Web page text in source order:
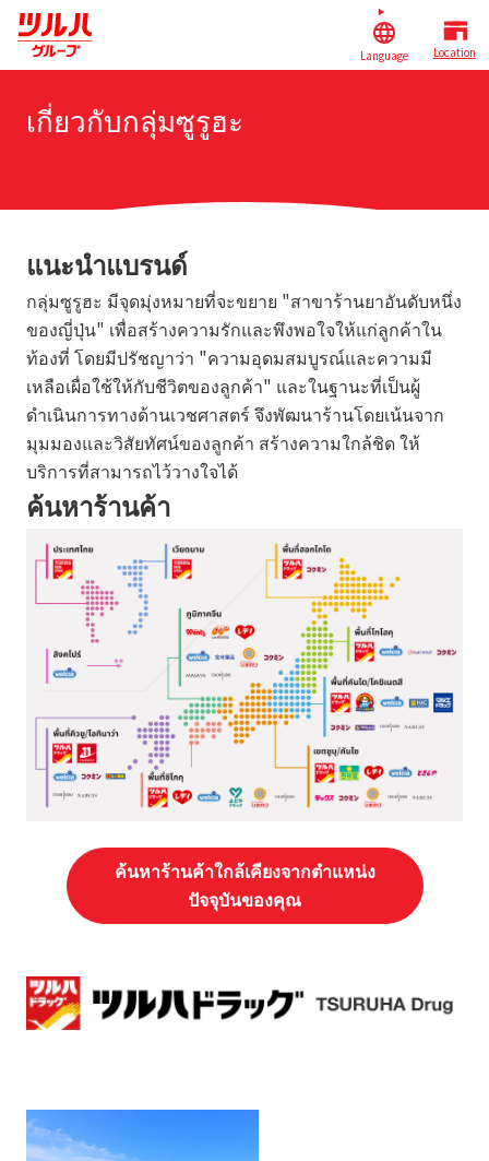
Language Location
เกี่ยวกับกลุ่มซูรูฮะ
แนะนำแบรนด์
กลุ่มซูรูฮะ มีจุดมุ่งหมายที่จะขยาย "สาขาร้านยาอันดับหนึ่ง
ของญี่ปุ่น" เพื่อสร้างความรักและพึงพอใจให้แก่ลูกค้าใน
ท้องที่ โดยมีปรัชญาว่า "ความอุดมสมบูรณ์และความมี
เหลือเผื่อใช้ให้กับชีวิตของลูกค้า" และในฐานะที่เป็นผู้
ดำเนินการทางด้านเวชศาสตร์ จึงพัฒนาร้านโดยเน้นจาก
มุมมองและวิสัยทัศน์ของลูกค้า สร้างความใกล้ชิด ให้
บริการที่สามารถไว้วางใจได้
ค้นหาร้านค้า
ค้นหาร้านค้าใกล้เคียงจากตำแหน่ง
ปัจจุบันของคุณ